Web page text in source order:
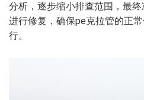
分析，逐步缩小排查范围，最
进行修复，确保pe克拉管的正
行。